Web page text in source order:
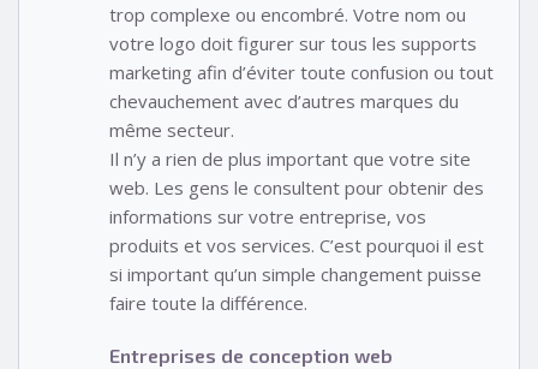
trop complexe ou encombré. Votre nom ou
votre logo doit figurer sur tous les supports
marketing afin d’éviter toute confusion ou tout
chevauchement avec d’autres marques du
même secteur.
Il n’y a rien de plus important que votre site
web. Les gens le consultent pour obtenir des
informations sur votre entreprise, vos
produits et vos services. C’est pourquoi il est
si important qu’un simple changement puisse
faire toute la différence.
Entreprises de conception web